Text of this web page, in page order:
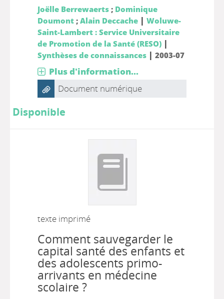
Joëlle Berrewaerts; Dominique
Doumont; Alain Deccache | Woluwe-
Saint-Lambert : Service Universitaire
de Promotion de la Santé (RESO)|
Synthèses de connaissances| 2003-07
Plus d'information...
Document numérique
Disponible
texte imprimé
Comment sauvegarder le
capital santé des enfants et
des adolescents primo-
arrivants en médecine
scolaire ?